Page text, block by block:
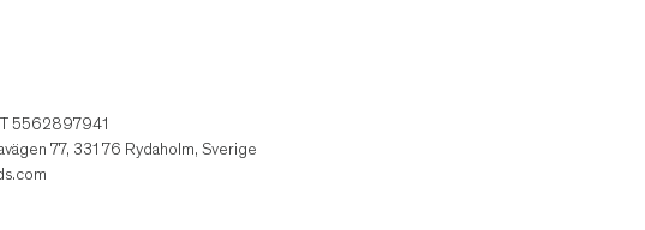
5562897941
77, 331 76 Rydaholm, Sverige